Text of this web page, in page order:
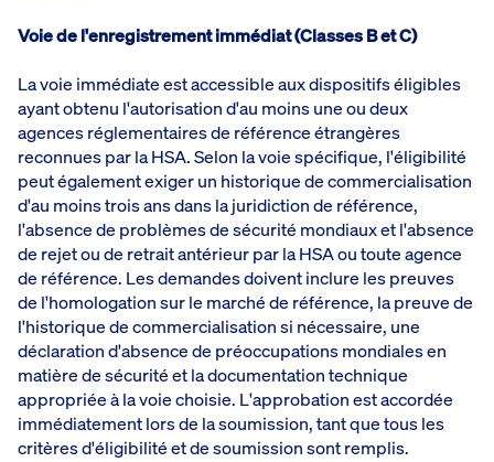
Voie de l'enregistrement immédiat (Classes B et C)
La voie immédiate est accessible aux dispositifs éligibles
ayant obtenu l'autorisation d'au moins une ou deux
agences réglementaires de référence étrangères
reconnues par la HSA. Selon la voie spécifique, l'éligibilité
peut également exiger un historique de commercialisation
d'au moins trois ans dans la juridiction de référence,
l'absence de problèmes de sécurité mondiaux et l'absence
de rejet ou de retrait antérieur par la HSA ou toute agence
de référence. Les demandes doivent inclure les preuves
de l'homologation sur le marché de référence, la preuve de
l'historique de commercialisation si nécessaire, une
déclaration d'absence de préoccupations mondiales en
matière de sécurité et la documentation technique
appropriée à la voie choisie. L'approbation est accordée
immédiatement lors de la soumission, tant que tous les
critères d'éligibilité et de soumission sont remplis.